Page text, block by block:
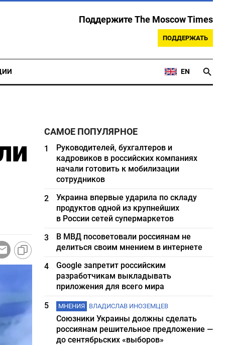
Поддержите The Moscow Times
ПОДДЕРЖАТЬ
EN
САМОЕ ПОПУЛЯРНОЕ
1
Руководителей, бухгалтеров и
кадровиков в российских компаниях
начали готовить к мобилизации
сотрудников
2
Украина впервые ударила по складу
продуктов одной из крупнейших
в России сетей супермаркетов
3
В МВД посоветовали россиянам не
делиться своим мнением в интернете
4
Google запретит российским
разработчикам выкладывать
приложения для всего мира
5
МНЕНИЯ ВЛАДИСЛАВ ИНОЗЕМЦЕВ
Союзники Украины должны сделать
россиянам решительное предложение —
до сентябрьских «выборов»